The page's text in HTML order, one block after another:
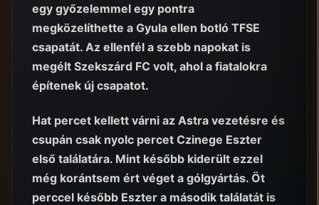
egy győzelemmel egy pontra
megközelíthette a Gyula ellen botló TFSE
csapatát. Az ellenfél a szebb napokat is
megélt Szekszárd FC volt, ahol a fiatalokra
építenek új csapatot.
Hat percet kellett várni az Astra vezetésre és
csupán csak nyolc percet Czinege Eszter
első találatára. Mint később kiderült ezzel
még korántsem ért véget a gólgyártás. Öt
perccel később Eszter a második találatát is